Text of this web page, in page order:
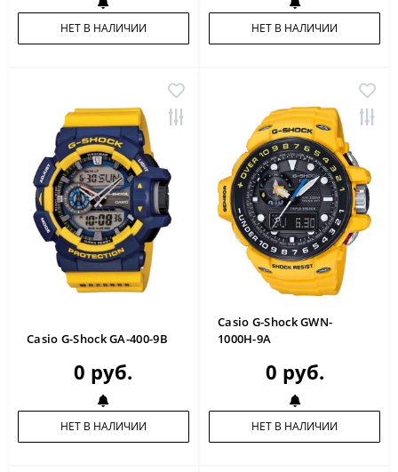
НЕТ В НАЛИЧИИ НЕТ В НАЛИЧИИ
Casio G-Shock GA-400-9B
0 руб.
НЕТ В НАЛИЧИИ
Casio G-Shock GWN-
1000H-9A
0 руб.
НЕТ В НАЛИЧИИ